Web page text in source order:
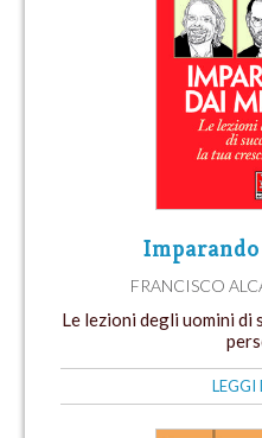
FRANCISCO
Le lezioni degli uomini di
LEGGI